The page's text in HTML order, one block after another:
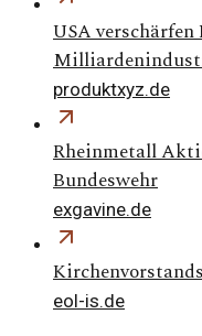
USA
produktxyz.de
Rheinmetall
Bundeswehr
exgavine.de
eol-is.de